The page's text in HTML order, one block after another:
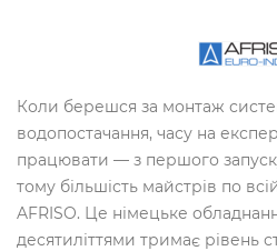
Коли берешся за монтаж
водопостачання, часу на
працювати — з першого
тому більшість майстрів по
AFRISO. Це німецьке
десятиліттями тримає рівень